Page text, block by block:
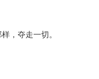
，夺走一切。